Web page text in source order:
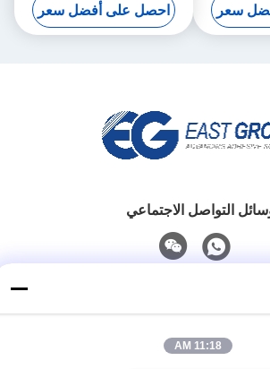
سعر احصل على أفضل سعر
التواصل الاجتماعي
+86-18912490312
11:18 AM